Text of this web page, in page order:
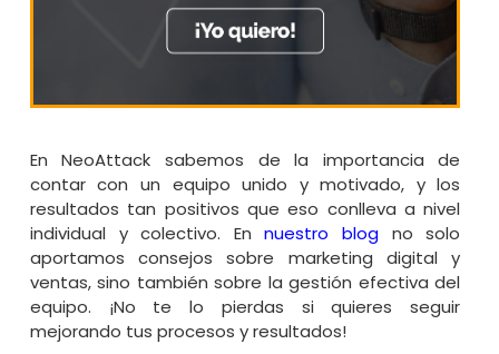
En NeoAttack sabemos de la importancia de
contar con un equipo unido y motivado, y los
resultados tan positivos que eso conlleva a nivel
individual y colectivo. Ennuestro blog no solo
aportamos consejos sobre marketing digital y
ventas, sino también sobre la gestión efectiva del
equipo. ¡No te lo pierdas si quieres seguir
mejorando tus procesos y resultados!